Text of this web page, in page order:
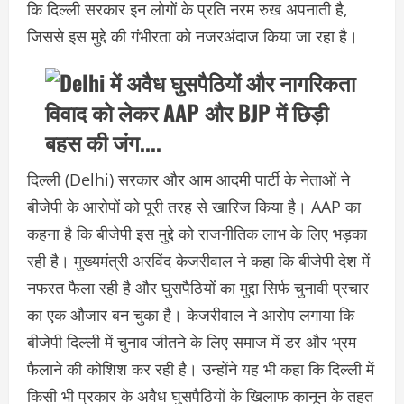
कि दिल्ली सरकार इन लोगों के प्रति नरम रुख अपनाती है,
जिससे इस मुद्दे की गंभीरता को नजरअंदाज किया जा रहा है।
दिल्ली (Delhi) सरकार और आम आदमी पार्टी के नेताओं ने
बीजेपी के आरोपों को पूरी तरह से खारिज किया है। AAP का
कहना है कि बीजेपी इस मुद्दे को राजनीतिक लाभ के लिए भड़का
रही है। मुख्यमंत्री अरविंद केजरीवाल ने कहा कि बीजेपी देश में
नफरत फैला रही है और घुसपैठियों का मुद्दा सिर्फ चुनावी प्रचार
का एक औजार बन चुका है। केजरीवाल ने आरोप लगाया कि
बीजेपी दिल्ली में चुनाव जीतने के लिए समाज में डर और भ्रम
फैलाने की कोशिश कर रही है। उन्होंने यह भी कहा कि दिल्ली में
किसी भी प्रकार के अवैध घुसपैठियों के खिलाफ कानून के तहत